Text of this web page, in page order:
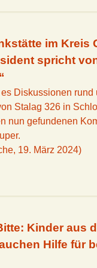
im Kreis
spricht
Diskussionen rund
Stalag 326 in
nun gefundenen
19. März 2024)
Kinder aus
Hilfe für